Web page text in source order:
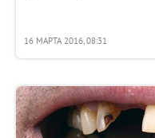
16 МАРТА 2016, 08:31